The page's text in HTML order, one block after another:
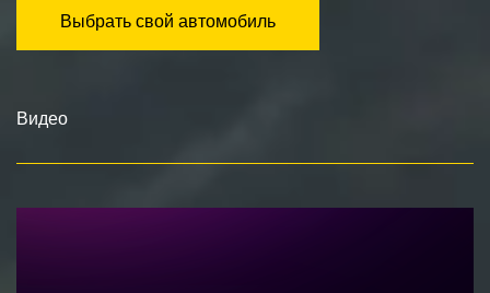
Выбрать свой автомобиль
Видео